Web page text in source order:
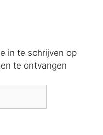
in te schrijven op
te ontvangen